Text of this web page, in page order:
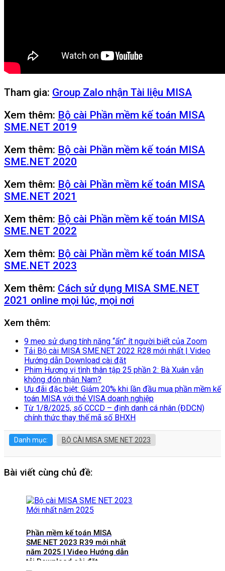
Tham gia: Group Zalo nhận Tài liệu MISA
Xem thêm: Bộ cài Phần mềm kế toán MISA
SME.NET 2019
Xem thêm: Bộ cài Phần mềm kế toán MISA
SME.NET 2020
Xem thêm: Bộ cài Phần mềm kế toán MISA
SME.NET 2021
Xem thêm: Bộ cài Phần mềm kế toán MISA
SME.NET 2022
Xem thêm: Bộ cài Phần mềm kế toán MISA
SME.NET 2023
Xem thêm: Cách sử dụng MISA SME.NET
2021 online mọi lúc, mọi nơi
Xem thêm:
9 mẹo sử dụng tính năng “ẩn” ít người biết của Zoom
Tải Bộ cài MISA SME.NET 2022 R28 mới nhất | Video
Hướng dẫn Download cài đặt
Phim Hương vị tình thân tập 25 phần 2: Bà Xuân vẫn
không đón nhận Nam?
Ưu đãi đặc biệt: Giảm 20% khi lần đầu mua phần mềm kế
toán MISA với thẻ VISA doanh nghiệp
Từ 1/8/2025, số CCCD – định danh cá nhân (ĐDCN)
chính thức thay thế mã số BHXH
Danh mục: BỘ CÀI MISA SME NET 2023
Bài viết cùng chủ đề:
Phần mềm kế toán MISA
SME.NET 2023 R39 mới nhất
năm 2025 | Video Hướng dẫn
tải Download cài đặt